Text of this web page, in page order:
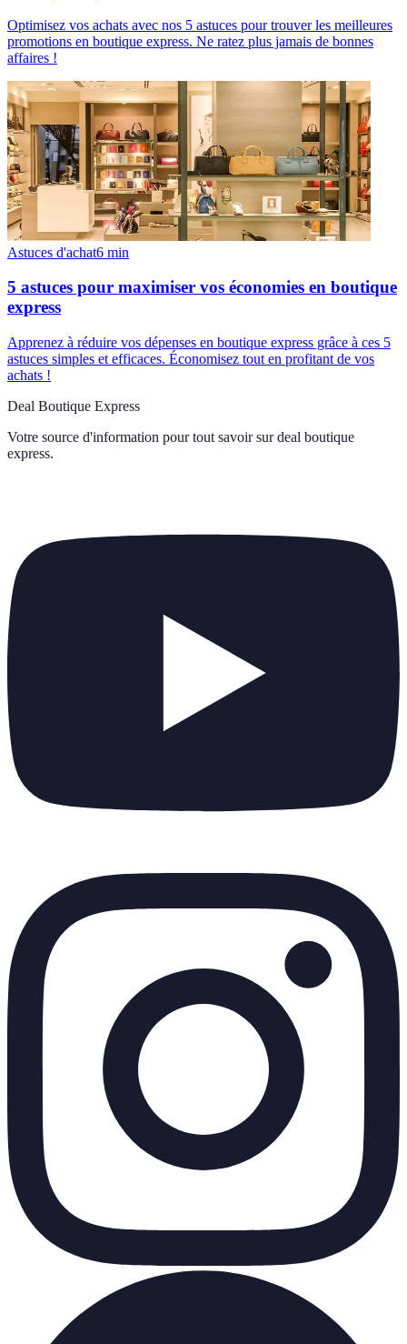
Optimisez vos achats avec nos 5 astuces pour trouver les meilleures
promotions en boutique express. Ne ratez plus jamais de bonnes
affaires !
Astuces d'achat6 min
5 astuces pour maximiser vos économies en boutique
express
Apprenez à réduire vos dépenses en boutique express grâce à ces 5
astuces simples et efficaces. Économisez tout en profitant de vos
achats !
Deal Boutique Express
Votre source d'information pour tout savoir sur deal boutique
express.